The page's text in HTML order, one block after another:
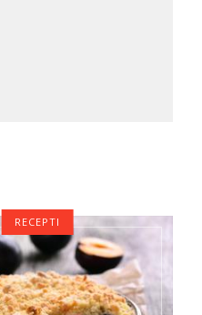
RECEPTI